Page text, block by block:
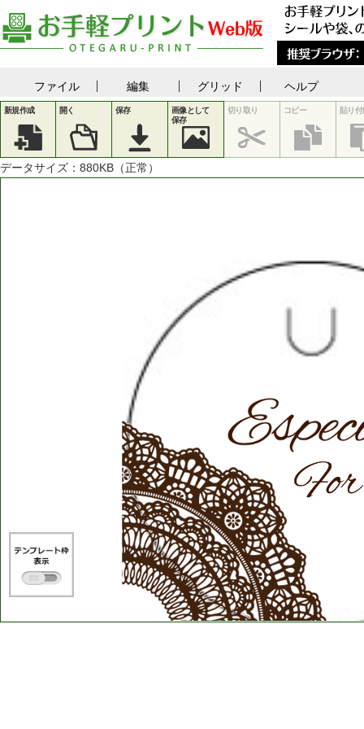
ファイル 編集 グリッド ヘルプ
新規作成 開く 保存
画像として
保存
切り取り コピー 貼り付
データサイズ： 880KB（正常）